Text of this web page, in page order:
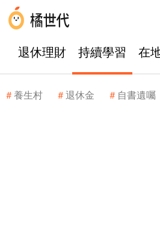
退休理財 持續學習 在
養生村 退休金 自書遺囑